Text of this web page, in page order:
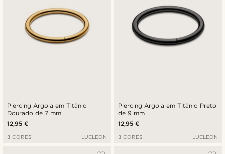
Piercing Argola em Titânio
Dourado de 7 mm
12,95 €
3 CORES LUCLEON
Piercing Argola em Titânio Preto
de 9 mm
12,95 €
3 CORES LUCLEON